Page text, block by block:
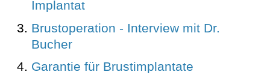
Implantat
Brustoperation - Interview mit Dr.
Bucher
Garantie für Brustimplantate